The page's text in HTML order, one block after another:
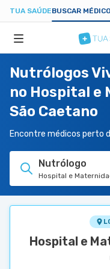
TUA SAÚDEBUSCAR MÉDICO
ESPECIALIDADES
HOSPITAIS
TUASAUDE.COM
Nutrólogos
no Hospital e
São Caetano
Encontre médicos perto
Nutrólogo
Hospital e
Hospital e